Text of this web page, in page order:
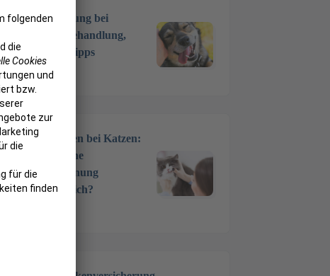
Zahnreinigung bei
Hunden: Behandlung,
Kosten & Tipps
20 Dez. 2024
Zähne ziehen bei Katzen:
Wann ist eine
Zahnentfernung
unumgänglich?